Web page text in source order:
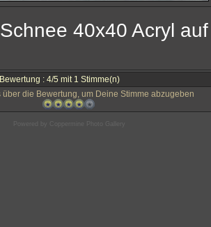
40x40 Acryl auf
: 4/5 mit 1 Stimme(n)
über die Bewertung, um Deine Stimme abzugeben